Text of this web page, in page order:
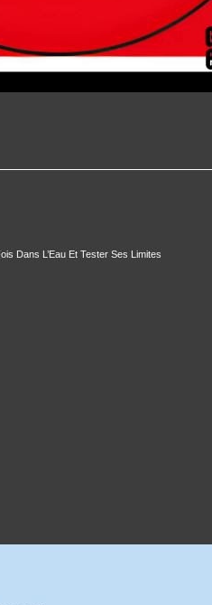
Dans L’Eau Et Tester Ses Limites